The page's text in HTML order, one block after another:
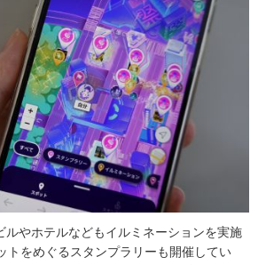
ルやホテルなどもイルミネーションを実施
トをめぐるスタンプラリーも開催してい